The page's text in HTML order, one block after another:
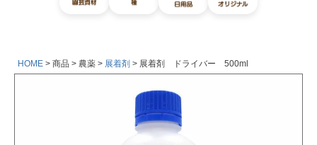
HOME 商品 農薬 展着剤 展着剤 ドライバー 500ml